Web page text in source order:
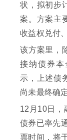
状，拟初步
案。方案主
收益权兑付
该方案里，
接纳债券本
示，上述债
尚未最终确
12月10日，
债券已率先
票时间，将